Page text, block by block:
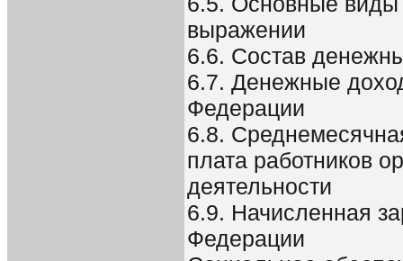
выражении
6.6. Состав
6.7. Денежные
Федерации
6.8.
плата работников
деятельности
6.9. Начисленная
Федерации